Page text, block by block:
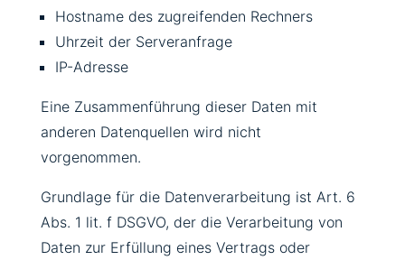
Hostname des zugreifenden Rechners
Uhrzeit der Serveranfrage
IP-Adresse
Eine Zusammenführung dieser Daten mit
anderen Datenquellen wird nicht
vorgenommen.
Grundlage für die Datenverarbeitung ist Art. 6
Abs. 1 lit. f DSGVO, der die Verarbeitung von
Daten zur Erfüllung eines Vertrags oder